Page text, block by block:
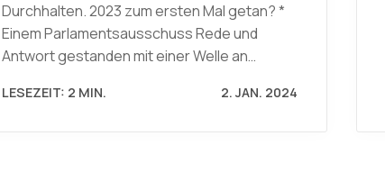
Durchhalten. 2023 zum ersten Mal getan? *
Einem Parlamentsausschuss Rede und
Antwort gestanden mit einer Welle an…
LESEZEIT: 2 MIN. 2. JAN. 2024